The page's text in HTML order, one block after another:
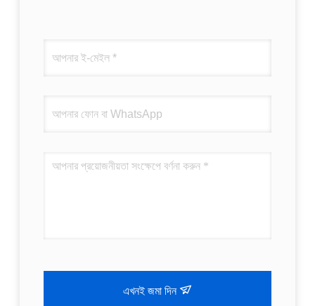
এখনই জমা দিন